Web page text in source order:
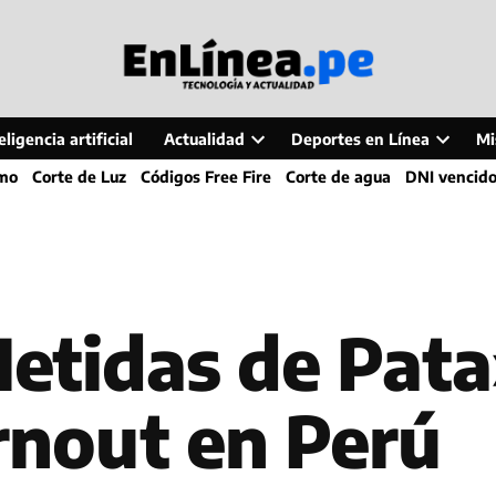
artificial Actualidad
Open
dropdown
Deportes en Línea
Open
dropdown
Corte de Luz Códigos Free Fire Corte de agua DNI vencido
de
en Perú